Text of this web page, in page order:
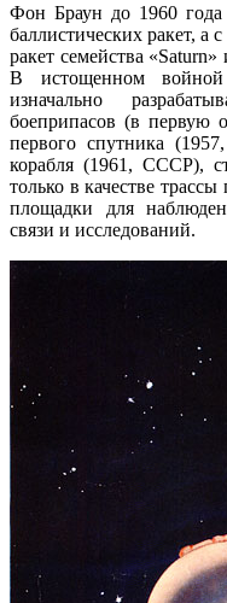
Фон Браун до 1960 года
баллистических ракет, а
ракет семейства
В истощенном
изначально
боеприпасов (в первую
первого спутника
корабля (1961, СССР),
только в качестве
площадки для
связи и исследований.